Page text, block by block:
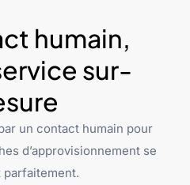
humain,
sur-
un contact humain pour
d’approvisionnement se